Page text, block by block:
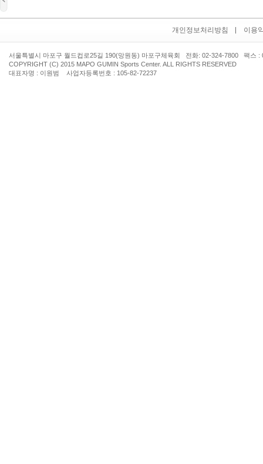
개인정보처리방침 이용
서울특별시 마포구 월드컵로25길 190(망원동) 마포구체육회 전화: 02-324-7800 팩스 :
COPYRIGHT (C) 2015 MAPO GUMIN Sports Center. ALL RIGHTS RESERVED
대표자명 : 이원범 사업자등록번호 : 105-82-72237